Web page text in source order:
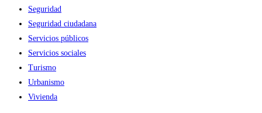
Seguridad
Seguridad ciudadana
Servicios públicos
Servicios sociales
Turismo
Urbanismo
Vivienda